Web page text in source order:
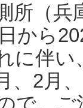
所（
から
に伴い
、2月
で、